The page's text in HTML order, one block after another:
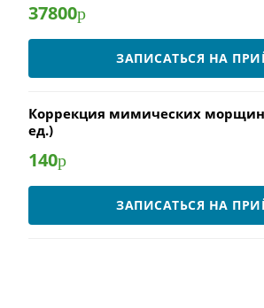
37800р
ЗАПИСАТЬСЯ НА
Коррекция мимических
ед.)
140р
ЗАПИСАТЬСЯ НА